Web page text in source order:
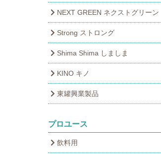
NEXT GREEN ネクストグリーン
Strong ストロング
Shima Shima しましま
KINO キノ
東罐興業製品
プロユース
飲料用